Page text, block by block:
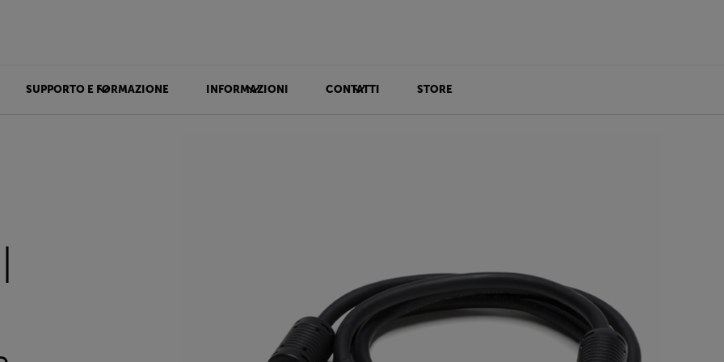
SUPPORTO E FORMAZIONE INFORMAZIONI CONTATTI STORE